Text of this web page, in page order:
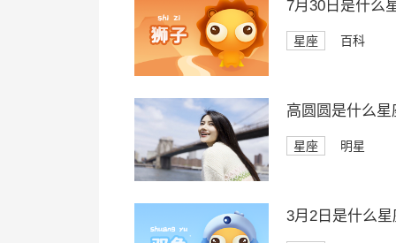
7月30日是什么
星座 百科
高圆圆是什么星
星座 明星
3月2日是什么星